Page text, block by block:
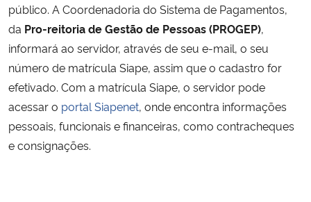
Ministério da Ciência, Tecnologia, Inovações e Comunicações
Ministério do Meio Ambiente
Ministério do Turismo
Ministério do Desenvolvimento Regional
público. A Coordenadoria do Sistema de Pagamentos,
da Pro-reitoria de Gestão de Pessoas (PROGEP),
informará ao servidor, através de seu e-mail, o seu
número de matrícula Siape, assim que o cadastro for
efetivado. Com a matrícula Siape, o servidor pode
acessar o portal Siapenet, onde encontra informações
pessoais, funcionais e financeiras, como contracheques
e consignações.